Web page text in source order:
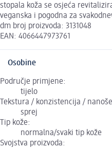
stopala koža se osjeća
veganska i pogodna za
dm broj proizvoda: 3131048
EAN: 4066447973761
Osobine
Područje primjene:
tijelo
Tekstura / konzistencija /
sprej
Tip kože:
normalna/svaki tip kože
Svojstva proizvoda: